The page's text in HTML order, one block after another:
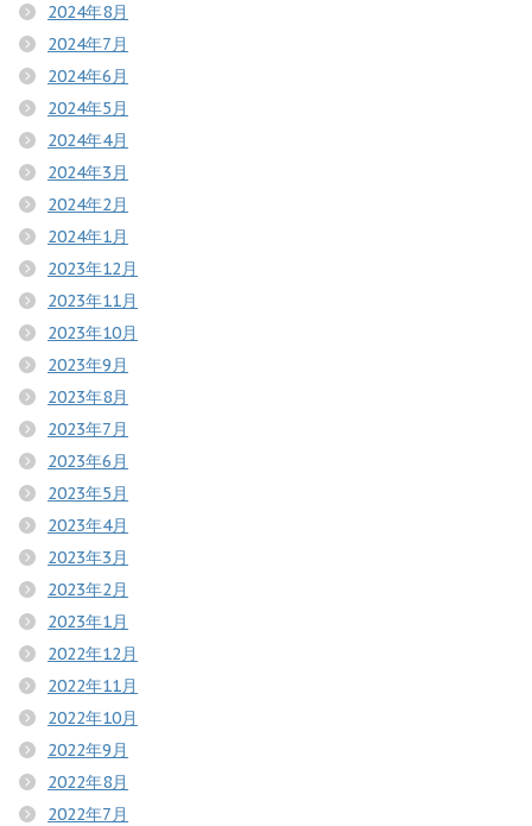
2024年8月
2024年7月
2024年6月
2024年5月
2024年4月
2024年3月
2024年2月
2024年1月
2023年12月
2023年11月
2023年10月
2023年9月
2023年8月
2023年7月
2023年6月
2023年5月
2023年4月
2023年3月
2023年2月
2023年1月
2022年12月
2022年11月
2022年10月
2022年9月
2022年8月
2022年7月